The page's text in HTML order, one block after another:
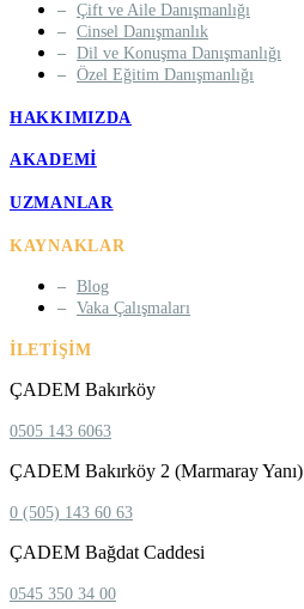
Çift ve Aile Danışmanlığı
Cinsel Danışmanlık
Dil ve Konuşma Danışmanlığı
Özel Eğitim Danışmanlığı
HAKKIMIZDA
AKADEMI
UZMANLAR
KAYNAKLAR
Blog
Vaka Çalışmaları
İLETIŞIM
ÇADEM Bakırköy
0505 143 6063
ÇADEM Bakırköy 2 (Marmaray Yanı)
0 (505) 143 60 63
ÇADEM Bağdat Caddesi
0545 350 34 00